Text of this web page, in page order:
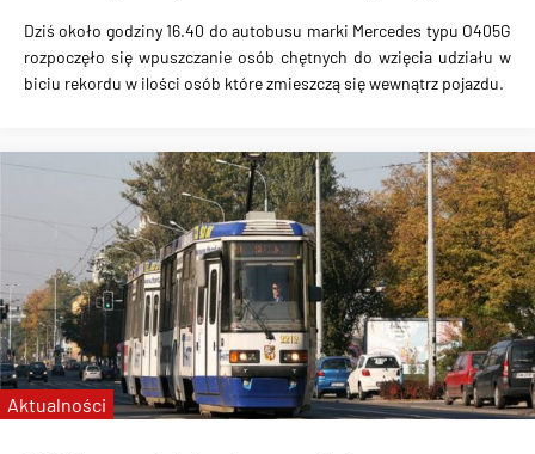
Dziś około godziny 16.40 do autobusu marki Mercedes typu O405G
rozpoczęło się wpuszczanie osób chętnych do wzięcia udziału w
biciu rekordu w ilości osób które zmieszczą się wewnątrz pojazdu.
Aktualności